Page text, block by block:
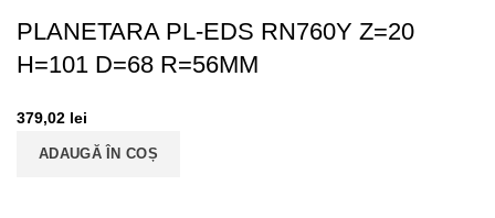
PLANETARA PL-EDS RN760Y Z=20
H=101 D=68 R=56MM
379,02 lei
ADAUGĂ ÎN COȘ